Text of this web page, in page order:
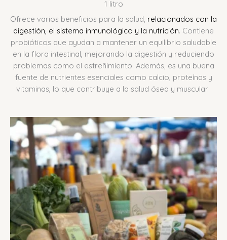
1 litro
Ofrece varios beneficios para la salud, relacionados con la
digestión, el sistema inmunológico y la nutrición. Contiene
probióticos que ayudan a mantener un equilibrio saludable
en la flora intestinal, mejorando la digestión y reduciendo
problemas como el estreñimiento. Además, es una buena
fuente de nutrientes esenciales como calcio, proteínas y
vitaminas, lo que contribuye a la salud ósea y muscular.